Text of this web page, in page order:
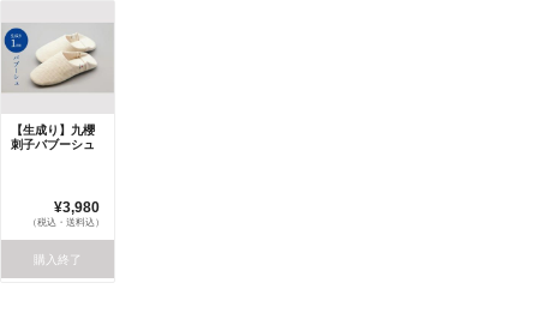
【生成り】九櫻
刺子バブーシュ
¥3,980
（税込・送料込）
購入終了